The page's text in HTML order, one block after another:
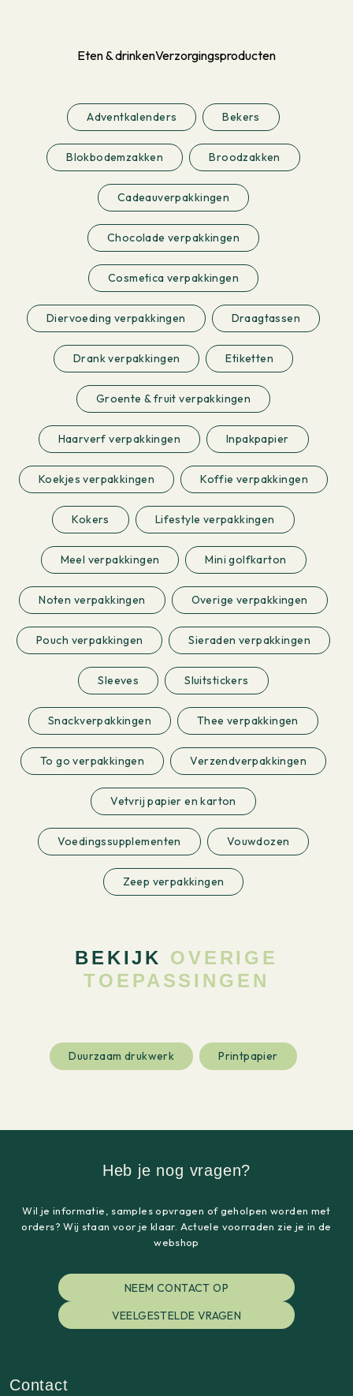
Eten & drinkenVerzorgingsproducten
Adventkalenders Bekers
Blokbodemzakken Broodzakken
Cadeauverpakkingen
Chocolade verpakkingen
Cosmetica verpakkingen
Diervoeding verpakkingen Draagtassen
Drank verpakkingen Etiketten
Groente & fruit verpakkingen
Haarverf verpakkingen Inpakpapier
Koekjes verpakkingen Koffie verpakkingen
Kokers Lifestyle verpakkingen
Meel verpakkingen Mini golfkarton
Noten verpakkingen Overige verpakkingen
Pouch verpakkingen Sieraden verpakkingen
Sleeves Sluitstickers
Snackverpakkingen Thee verpakkingen
To go verpakkingen Verzendverpakkingen
Vetvrij papier en karton
Voedingssupplementen Vouwdozen
Zeep verpakkingen
BEKIJK OVERIGE
TOEPASSINGEN
Duurzaam drukwerk Printpapier
Heb je nog vragen?
Wil je informatie, samples opvragen of geholpen worden met
orders? Wij staan voor je klaar. Actuele voorraden zie je in de
webshop
NEEM CONTACT OP
VEELGESTELDE VRAGEN
Contact